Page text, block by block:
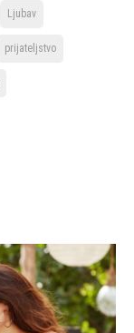
Ljubav
prijateljstvo